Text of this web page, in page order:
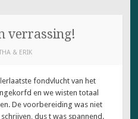
verrassing!
& ERIK
fondvlucht van het
en we wisten totaal
De voorbereiding was niet
dus t was spannend.